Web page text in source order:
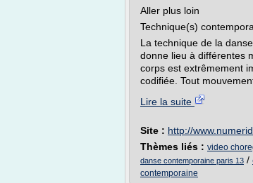
Aller plus loin
Technique(s)
La technique de la
donne lieu à différentes
corps est extrêmement
codifiée. Tout
Lire la suite
Site : http://
Thèmes liés : video
danse contemporaine paris 13 /
contemporaine